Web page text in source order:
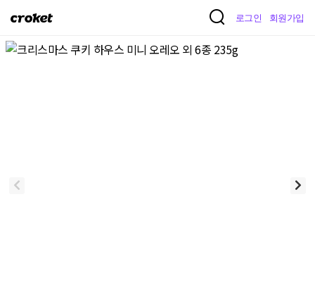
크
켓
로그인 회원가입